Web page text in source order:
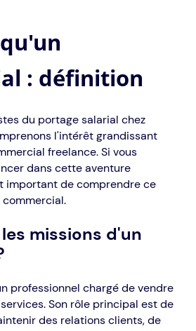
: définition
du portage salarial chez
l'intérêt grandissant
freelance. Si vous
dans cette aventure
important de comprendre ce
missions d'un
professionnel chargé de vendre
Son rôle principal est de
des relations clients, de